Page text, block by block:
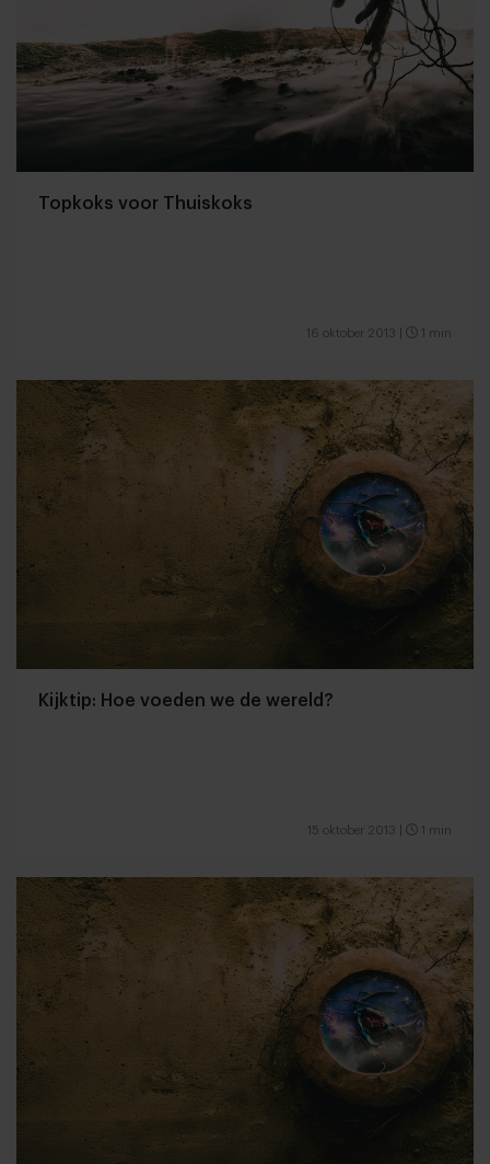
Topkoks voor Thuiskoks
16 oktober 2013 1 min
Kijktip: Hoe voeden we de wereld?
15 oktober 2013 1 min